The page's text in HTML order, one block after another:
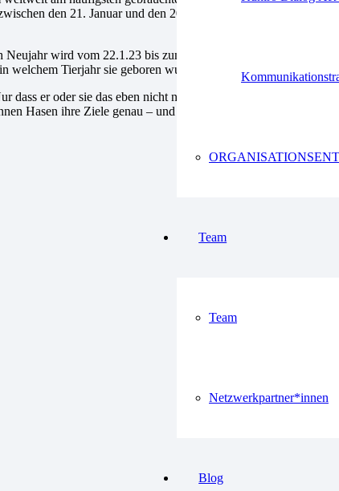
Team
Team
Netzwerkpartner*innen
Blog
den 21. Januar und den 20. Februar und auf einem
wird vom 22.1.23 bis zum 7.2.23 gefeiert. Die
welchem Tierjahr sie geboren wurden.
er oder sie das eben nicht nach außen zeigt. Hasen gelten
Hasen ihre Ziele genau – und das sind oft kreative Berufe